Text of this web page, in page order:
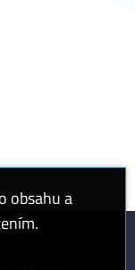
obsahu a